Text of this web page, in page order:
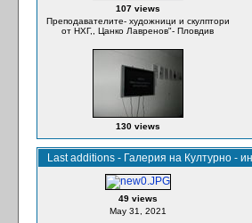
107 views
Преподавателите- художници и скулптори
от НХГ,, Цанко Лавренов"- Пловдив
130 views
Last additions - Галерия на Културно -
49 views
May 31, 2021